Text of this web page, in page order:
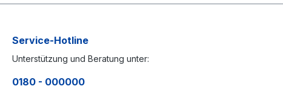
Service-Hotline
Unterstützung und Beratung unter:
0180 - 000000